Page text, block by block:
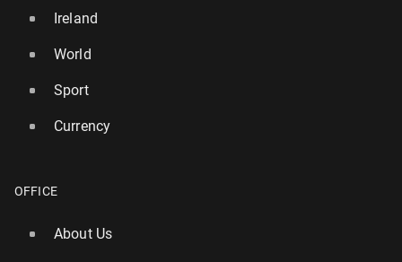
Ireland
World
Sport
Currency
OFFICE
About Us